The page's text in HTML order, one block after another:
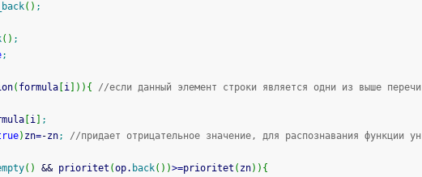
( ) ;
( ) ;
;
( formula i ) ) {
//если данный элемент строки является одни из выше перечи
i
;
) zn=-zn;
//придает отрицательное значение, для распознавания функции ун
( ) && prioritet (op. back( ) )>=prioritet ( zn) ) {